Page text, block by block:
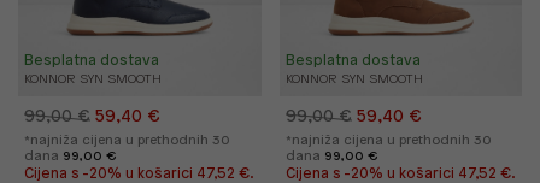
KONNOR SYN SMOOTH
Besplatna dostava
99,00 € 59,40 €
*najniža cijena u prethodnih 30
dana 99,00 €
Cijena s -20% u košarici 47,52 €.
KONNOR SYN SMOOTH
Besplatna dostava
99,00 € 59,40 €
*najniža cijena u prethodnih 30
dana 99,00 €
Cijena s -20% u košarici 47,52 €.